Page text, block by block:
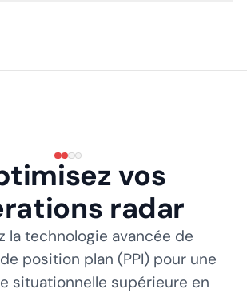
vos
radar
la technologie avancée de
position plan (PPI) pour une
situationnelle supérieure en